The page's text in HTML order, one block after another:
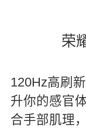
荣
120Hz高刷
升你的感官
合手部肌理